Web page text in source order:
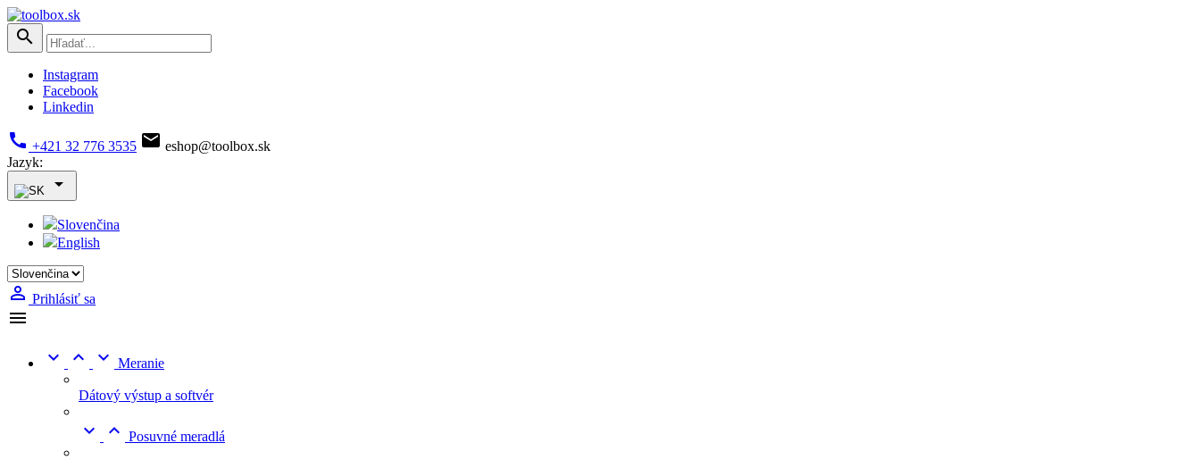

Instagram
Facebook
Linkedin
 +421 32 776 3535  eshop@toolbox.sk
Jazyk:

Slovenčina
English
 Prihlásiť sa


  Meranie
Dátový výstup a softvér
  Posuvné meradlá